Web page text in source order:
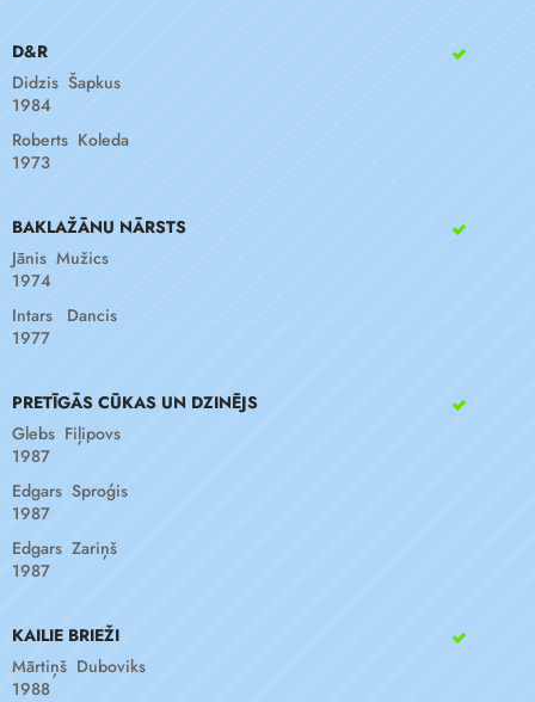
D&R
Didzis Šapkus
1984
Roberts Koleda
1973
BAKLAŽĀNU NĀRSTS
Jānis Mužics
1974
Intars Dancis
1977
PRETĪGĀS CŪKAS UN DZINĒJS
Glebs Fiļipovs
1987
Edgars Sproģis
1987
Edgars Zariņš
1987
KAILIE BRIEŽI
Mārtiņš Duboviks
1988